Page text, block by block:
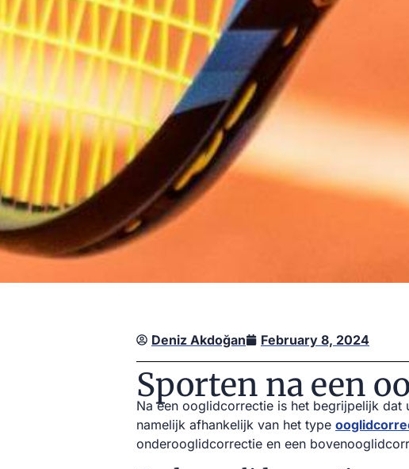
Deniz Akdoğan February 8, 2024
Sporten na een
Na een ooglidcorrectie is het begrijpelijk dat
namelijk afhankelijk van het type
onderooglidcorrectie en een